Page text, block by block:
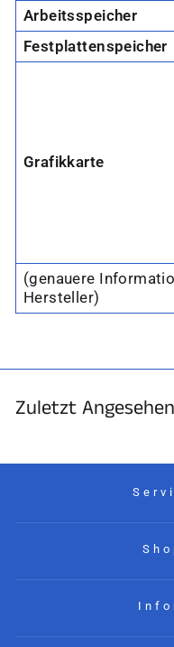
Arbeitsspeicher
Festplattenspeicher
Grafikkarte
(genauere
Hersteller)
Zuletzt Angesehen